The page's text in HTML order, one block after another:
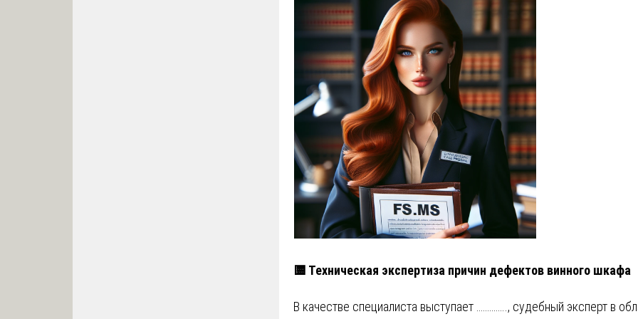
🟨 Техническая экспертиза причин дефектов винного шкафа
В качестве специалиста выступает ………….., судебный эксперт в